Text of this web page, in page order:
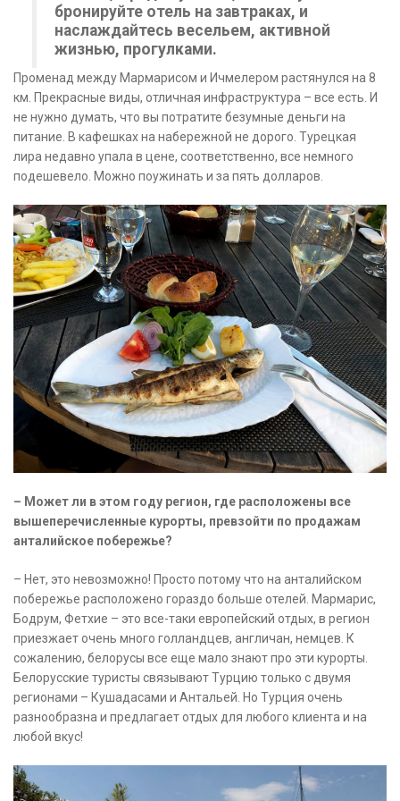
бронируйте отель на завтраках, и
наслаждайтесь весельем, активной
жизнью, прогулками.
Променад между Мармарисом и Ичмелером растянулся на 8
км. Прекрасные виды, отличная инфраструктура – все есть. И
не нужно думать, что вы потратите безумные деньги на
питание. В кафешках на набережной не дорого. Турецкая
лира недавно упала в цене, соответственно, все немного
подешевело. Можно поужинать и за пять долларов.
– Может ли в этом году регион, где расположены все
вышеперечисленные курорты, превзойти по продажам
анталийское побережье?
– Нет, это невозможно! Просто потому что на анталийском
побережье расположено гораздо больше отелей. Мармарис,
Бодрум, Фетхие – это все-таки европейский отдых, в регион
приезжает очень много голландцев, англичан, немцев. К
сожалению, белорусы все еще мало знают про эти курорты.
Белорусские туристы связывают Турцию только с двумя
регионами – Кушадасами и Антальей. Но Турция очень
разнообразна и предлагает отдых для любого клиента и на
любой вкус!